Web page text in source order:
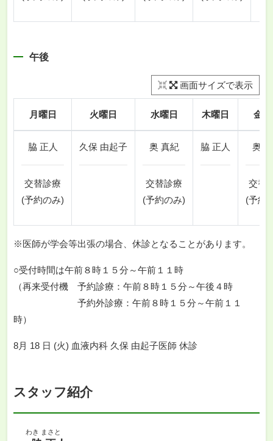
午後
画面サイズで表示
月曜日 火曜日 水曜日 木曜日 金
脇 正人
交替診療
(予約のみ)
久保 由起子 奥 真紀
交替診療
(予約のみ)
脇 正人 奥
交替
(予約
※医師が学会等出張の場合、休診となることがあります。
○受付時間は午前８時１５分～午前１１時
（再来受付機 予約診療：午前８時１５分～午後４時
予約外診療：午前８時１５分～午前１１
時）
8月 18 日 (火) 血液内科 久保 由起子医師 休診
スタッフ紹介
わき まさと